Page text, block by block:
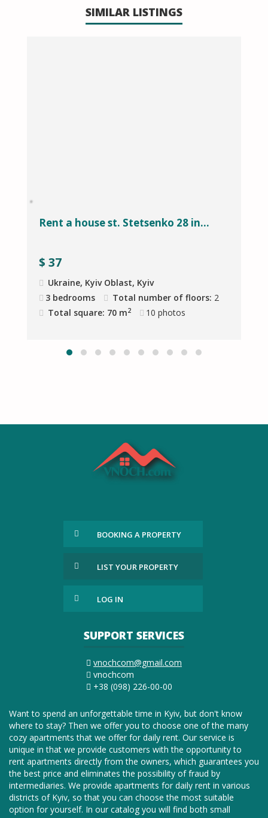
SIMILAR LISTINGS
Rent a house st. Stetsenko 28 in...
$ 37
Ukraine, Kyiv Oblast, Kyiv
3 bedrooms
Total number of floors: 2
Total square: 70 m2 10 photos
BOOKING A PROPERTY
LIST YOUR PROPERTY
LOG IN
SUPPORT SERVICES
vnochcom@gmail.com
vnochcom
+38 (098) 226-00-00
Want to spend an unforgettable time in Kyiv, but don't know
where to stay? Then we offer you to choose one of the many
cozy apartments that we offer for daily rent. Our service is
unique in that we provide customers with the opportunity to
rent apartments directly from the owners, which guarantees you
the best price and eliminates the possibility of fraud by
intermediaries. We provide apartments for daily rent in various
districts of Kyiv, so that you can choose the most suitable
option for yourself. In our catalog you will find both small